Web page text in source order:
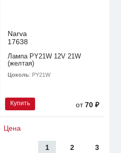
Narva
17638
Лампа PY21W 12V 21W
(желтая)
Цоколь: PY21W
Купить от70 ₽
Цена
1 2 3